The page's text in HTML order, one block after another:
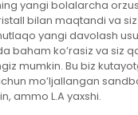
yangi bolalarcha
bilan maqtandi va
yangi davolash
baham ko’rasiz va siz
mumkin. Bu biz
mo’ljallangan
ammo L.A yaxshi.